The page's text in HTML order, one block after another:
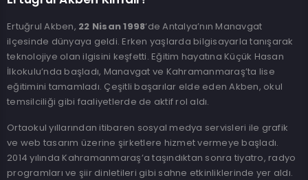
Ertuğrul Akben, 22 Nisan 1998‘de Antalya’nın Manavgat
ilçesinde dünyaya geldi. Erken yaşlarda bilgisayarla tanışarak
teknolojiye olan ilgisini keşfetti. Eğitim hayatına Küçük Hasan
İlkokulu’nda başladı, Manavgat ve Kahramanmaraş’ta lise
eğitimini tamamladı. Çeşitli başarılar elde eden Akben, okul
temsilciliği gibi faaliyetlerde de aktif rol aldı.
Ortaokul yıllarından itibaren sosyal medya servisleri ile grafik
ve web tasarım üzerine şirketlere hizmet vermeye başladı.
2014 yılında Kahramanmaraş’a taşındıktan sonra tiyatro, radyo
programları ve şiir dinletileri gibi sahne etkinliklerinde yer aldı.